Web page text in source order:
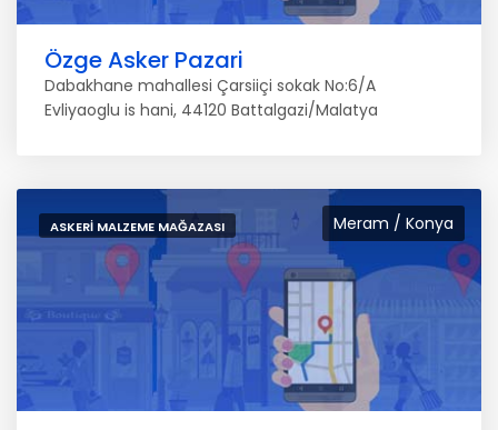
Özge Asker Pazari
Dabakhane mahallesi Çarsiiçi sokak No:6/A
Evliyaoglu is hani, 44120 Battalgazi/Malatya
Meram / Konya
ASKERI MALZEME MAĞAZASI